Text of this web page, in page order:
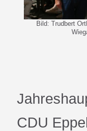
Bild: Trudbert
CDU